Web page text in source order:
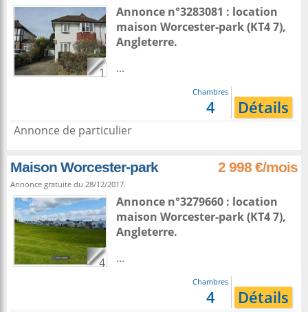
1
Annonce n°3283081 : location
maison Worcester-park(KT4 7),
Angleterre.
...
Chambres
4 Détails
Annonce de particulier
Maison Worcester-park 2 998 €/mois
Annonce gratuite du 28/12/2017.
4
Annonce n°3279660 : location
maison Worcester-park(KT4 7),
Angleterre.
...
Chambres
4 Détails